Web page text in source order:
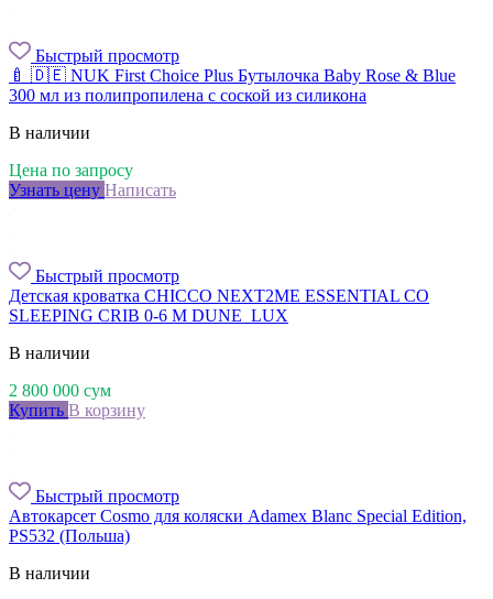
Быстрый просмотр
🍼 🇩🇪 NUK First Choice Plus Бутылочка Baby Rose & Blue
300 мл из полипропилена с соской из силикона
В наличии
Цена по запросу
Узнать цену Написать
Быстрый просмотр
Детская кроватка CHICCO NEXT2ME ESSENTIAL CO
SLEEPING CRIB 0-6 M DUNE_LUX
В наличии
2 800 000 сум
Купить В корзину
Быстрый просмотр
Автокарсет Cosmo для коляски Adamex Blanc Special Edition,
PS532 (Польша)
В наличии